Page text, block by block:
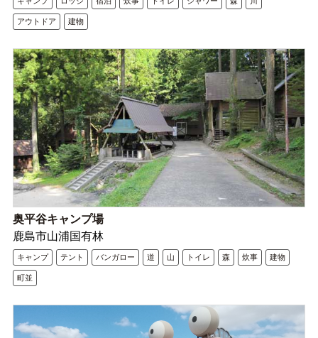
アウトドア 建物
奥平谷キャンプ場
鹿島市山浦国有林
キャンプ テント バンガロー 道 山 トイレ 森 炊事 建物
町並